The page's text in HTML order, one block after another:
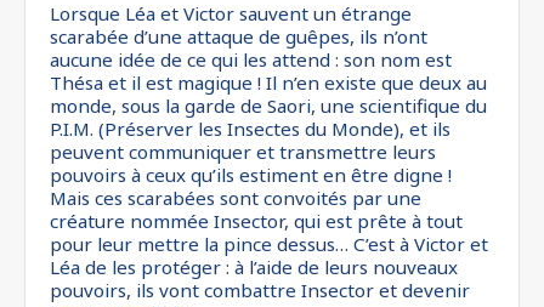
Lorsque Léa et Victor sauvent un étrange
scarabée d’une attaque de guêpes, ils n’ont
aucune idée de ce qui les attend : son nom est
Thésa et il est magique ! Il n’en existe que deux au
monde, sous la garde de Saori, une scientifique du
P.I.M. (Préserver les Insectes du Monde), et ils
peuvent communiquer et transmettre leurs
pouvoirs à ceux qu’ils estiment en être digne !
Mais ces scarabées sont convoités par une
créature nommée Insector, qui est prête à tout
pour leur mettre la pince dessus… C’est à Victor et
Léa de les protéger : à l’aide de leurs nouveaux
pouvoirs, ils vont combattre Insector et devenir